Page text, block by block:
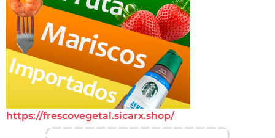
https://frescovegetal.sicarx.shop/